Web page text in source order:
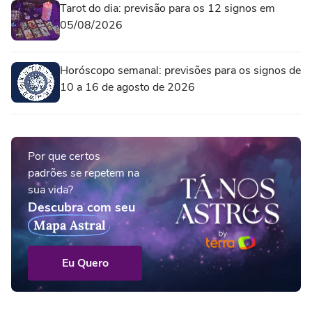
Tarot do dia: previsão para os 12 signos em
05/08/2026
Horóscopo semanal: previsões para os signos de
10 a 16 de agosto de 2026
Por que certos
padrões se repetem na
sua vida?
Descubra com seu
Mapa Astral
Eu Quero